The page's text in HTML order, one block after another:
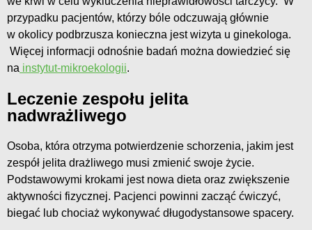
przypadku pacjentów, którzy bóle odczuwają głównie
w okolicy podbrzusza konieczna jest wizyta u ginekologa.
Więcej informacji odnośnie badań można dowiedzieć się
na instytut-mikroekologii.
Leczenie zespołu jelita
nadwrażliwego
Osoba, która otrzyma potwierdzenie schorzenia, jakim jest
zespół jelita drażliwego musi zmienić swoje życie.
Podstawowymi krokami jest nowa dieta oraz zwiększenie
aktywności fizycznej. Pacjenci powinni zacząć ćwiczyć,
biegać lub chociaż wykonywać długodystansowe spacery.